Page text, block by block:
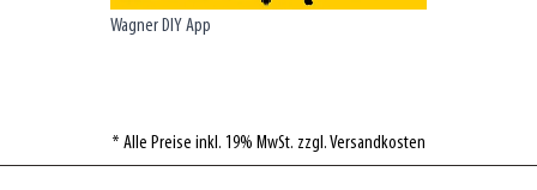
Wagner DIY App
* Alle Preise inkl. 19% MwSt. zzgl. Versandkosten